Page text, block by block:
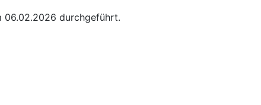
06.02.2026 durchgeführt.